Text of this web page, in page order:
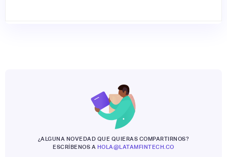
¿ALGUNA NOVEDAD QUE QUIERAS COMPARTIRNOS?
ESCRÍBENOS A HOLA@LATAMFINTECH.CO